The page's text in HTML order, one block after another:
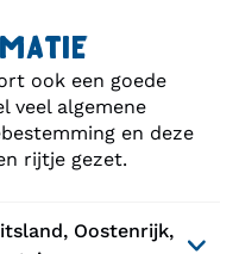
ook een goede
veel algemene
en deze
rijtje gezet.
Oostenrijk,